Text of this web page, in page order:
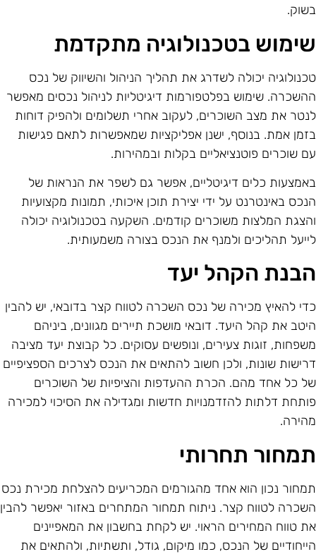
בטכנולוגיה מתקדמת
יכולה לשדרג את תהליך הניהול והשיווק של נכס
שימוש בפלטפורמות דיגיטליות לניהול נכסים מאפשר
את מצב השוכרים, לעקוב אחרי תשלומים ולהפיק דוחות
אמת. בנוסף, ישנן אפליקציות שמאפשרות לתאם פגישות
שוכרים פוטנציאליים בקלות ובמהירות.
כלים דיגיטליים, אפשר גם לשפר את הנראות של
באינטרנט על ידי יצירת תוכן איכותי, תמונות מקצועיות
המלצות משוכרים קודמים. השקעה בטכנולוגיה יכולה
תהליכים ולמנף את הנכס בצורה משמעותית.
הקהל יעד
להאיץ מכירה של נכס השכרה לטווח קצר בדובאי, יש להבין
את קהל היעד. דובאי מושכת תיירים מגוונים, ביניהם
זוגות צעירים, ונופשים עסוקים. כל קבוצת יעד מציבה
שונות, ולכן חשוב להתאים את הנכס לצרכים הספציפיים
כל אחד מהם. הכרת ההעדפות והציפיות של השוכרים
דלתות להזדמנויות חדשות ומגדילה את הסיכוי למכירה
תחרותי
נכון הוא אחד מהגורמים המכריעים להצלחת מכירת נכס
לטווח קצר. ניתוח תמחור המתחרים באזור יאפשר להבין
טווח המחירים הראוי. יש לקחת בחשבון את המאפיינים
של הנכס, כמו מיקום, גודל, ותשתיות, ולהתאים את